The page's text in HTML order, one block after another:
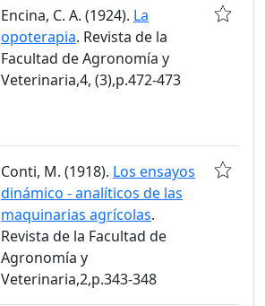
Encina, C. A. (1924). La
opoterapia. Revista de la
Facultad de Agronomía y
Veterinaria,4, (3),p.472-473
Conti, M. (1918). Los ensayos
dinámico - analíticos de las
maquinarias agrícolas.
Revista de la Facultad de
Agronomía y
Veterinaria,2,p.343-348